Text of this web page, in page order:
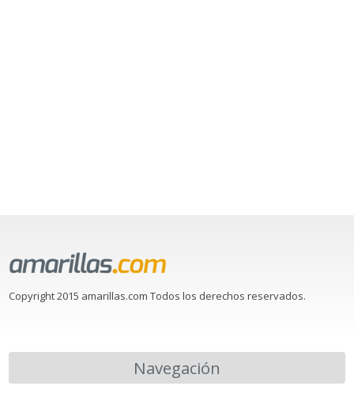
Copyright 2015 amarillas.com Todos los derechos reservados.
Navegación